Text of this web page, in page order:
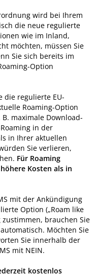
wird bei Ihrem
die neue regulierte
wie im Inland,
möchten, müssen Sie
Sie sich bereits im
Option
die regulierte EU-
Roaming-Option
maximale Download-
in der
in Ihrer aktuellen
Sie verlieren,
Für Roaming
Kosten als in
mit der Ankündigung
Option („Roam like
zustimmen, brauchen Sie
Möchten Sie
Sie innerhalb der
mit NEIN.
kostenlos